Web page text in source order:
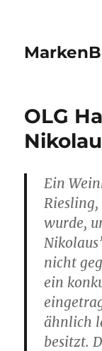
OLG
Ein
wurde,
nicht
ein
ähnlich
besitzt.